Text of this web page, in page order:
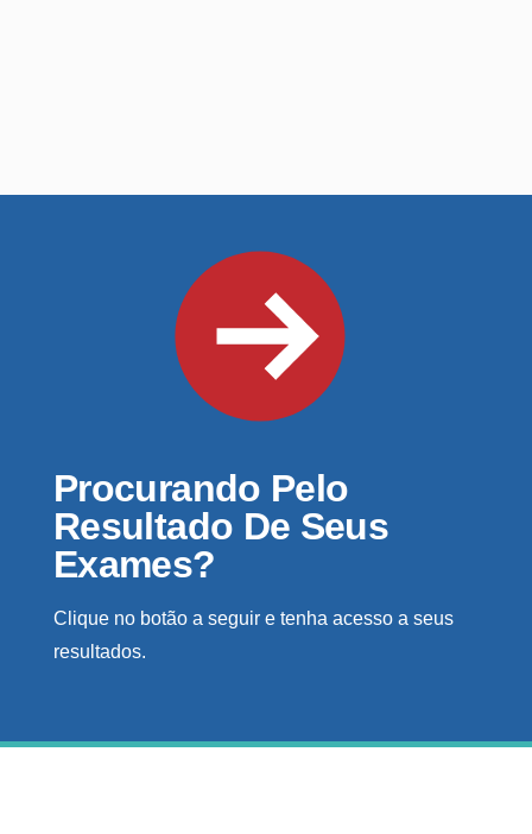
Procurando Pelo
Resultado De Seus
Exames?
Clique no botão a seguir e tenha acesso a seus
resultados.